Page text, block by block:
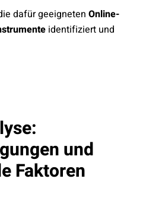
dafür geeigneten Online-
identifiziert und
und
Faktoren